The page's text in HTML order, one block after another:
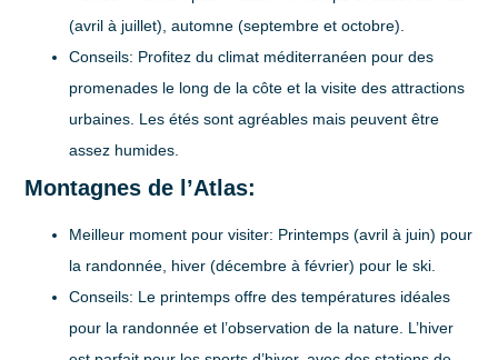
(avril à juillet), automne (septembre et octobre).
Conseils: Profitez du climat méditerranéen pour des
promenades le long de la côte et la visite des attractions
urbaines. Les étés sont agréables mais peuvent être
assez humides.
Montagnes de l’Atlas:
Meilleur moment pour visiter: Printemps (avril à juin) pour
la randonnée, hiver (décembre à février) pour le ski.
Conseils: Le printemps offre des températures idéales
pour la randonnée et l’observation de la nature. L’hiver